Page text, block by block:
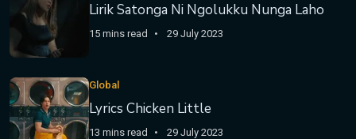
Lirik Satonga Ni Ngolukku Nunga Laho
15 mins read 29 July 2023
Global
Lyrics Chicken Little
13 mins read 29 July 2023